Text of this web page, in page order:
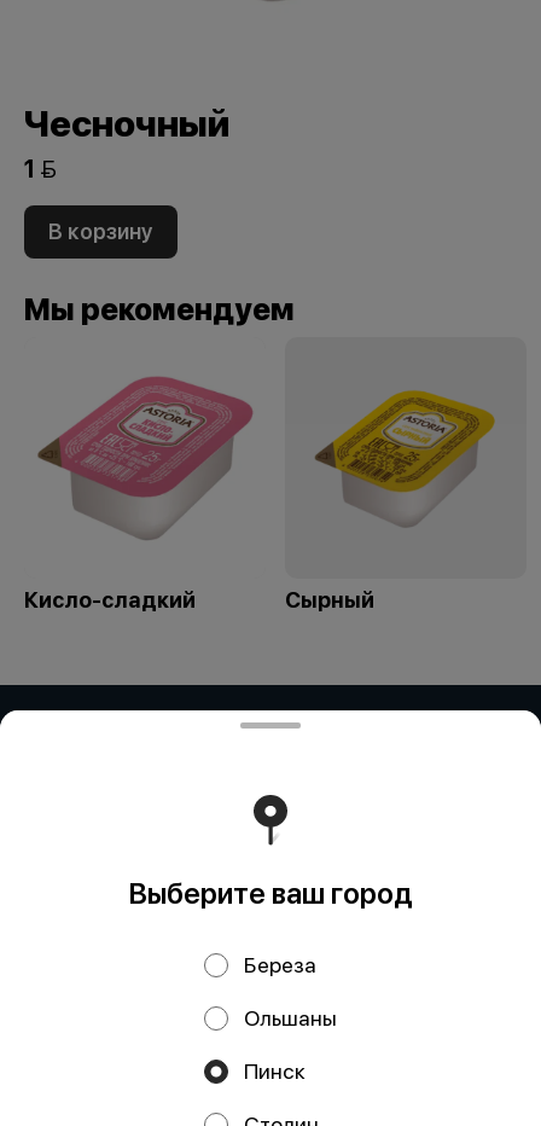
Чесночный
1 
В корзину
Мы рекомендуем
Кисло-сладкий Сырный
ЧАСТНОЕ ПРЕДПРИЯТИЕ "ПРИМАР
БЕЛАРУСЬ, БРЕСТСКАЯ ОБЛ., Г. ПИНСК, УЛ.
РОКОССОВСКОГО, ДОМ 23Д/2, 225715 УНП: 291838328
"Карт-счет: BY59ALFA30122E81510010270000 в BYN в
ЗАО 'Альфа-Банк', БИК: ALFABY2X"
Политика конфиденциальности
Выберите ваш город
Береза
Ольшаны
Пинск